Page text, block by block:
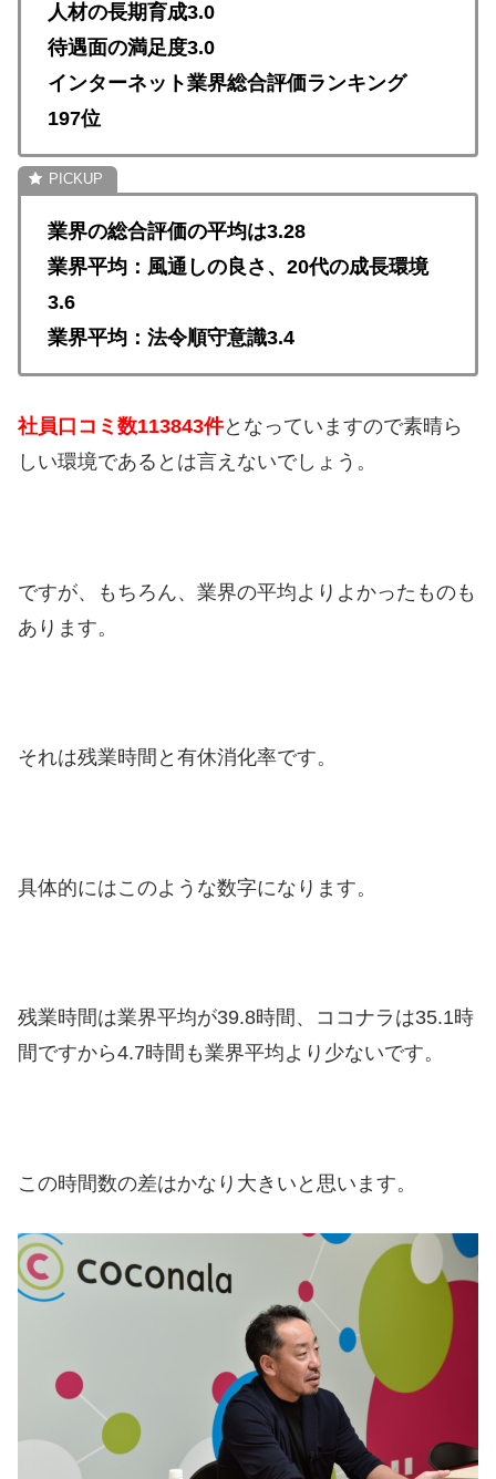
人材の長期育成3.0
待遇面の満足度3.0
インターネット業界総合評価ランキング
197位
業界の総合評価の平均は3.28
業界平均：風通しの良さ、20代の成長環境
3.6
業界平均：法令順守意識3.4
社員口コミ数113843件となっていますので素晴ら
しい環境であるとは言えないでしょう。
ですが、もちろん、業界の平均よりよかったものも
あります。
それは残業時間と有休消化率です。
具体的にはこのような数字になります。
残業時間は業界平均が39.8時間、ココナラは35.1時
間ですから4.7時間も業界平均より少ないです。
この時間数の差はかなり大きいと思います。